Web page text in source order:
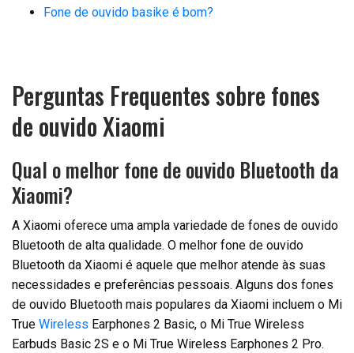
Fone de ouvido basike é bom?
Perguntas Frequentes sobre fones
de ouvido Xiaomi
Qual o melhor fone de ouvido Bluetooth da
Xiaomi?
A Xiaomi oferece uma ampla variedade de fones de ouvido
Bluetooth de alta qualidade. O melhor fone de ouvido
Bluetooth da Xiaomi é aquele que melhor atende às suas
necessidades e preferências pessoais. Alguns dos fones
de ouvido Bluetooth mais populares da Xiaomi incluem o Mi
True Wireless Earphones 2 Basic, o Mi True Wireless
Earbuds Basic 2S e o Mi True Wireless Earphones 2 Pro.